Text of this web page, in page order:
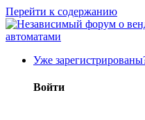
Перейти к содержанию
Уже
Войти